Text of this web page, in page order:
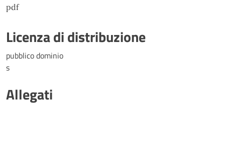
pdf
Licenza di distribuzione
pubblico dominio
s
Allegati